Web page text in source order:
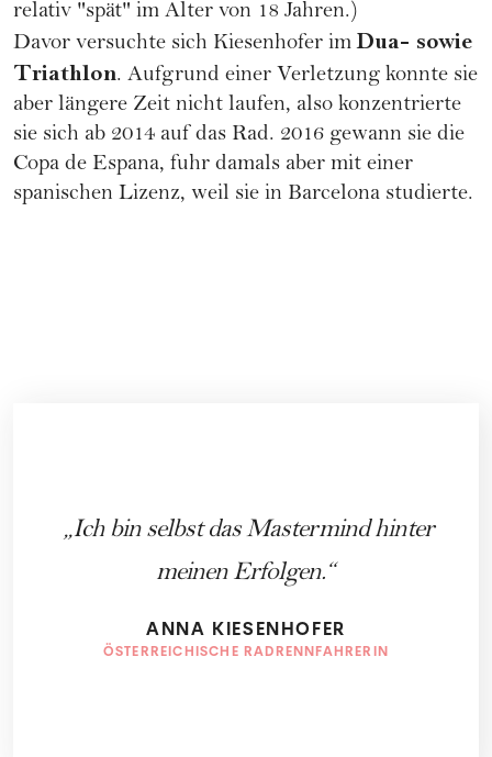
relativ "spät" im Alter von 18 Jahren.)
Davor versuchte sich Kiesenhofer imDua- sowie
Triathlon. Aufgrund einer Verletzung konnte sie
aber längere Zeit nicht laufen, also konzentrierte
sie sich ab 2014 auf das Rad. 2016 gewann sie die
Copa de Espana, fuhr damals aber mit einer
spanischen Lizenz, weil sie in Barcelona studierte.
Ich bin selbst das Mastermind hinter
meinen Erfolgen.
ANNA KIESENHOFER
ÖSTERREICHISCHE RADRENNFAHRERIN